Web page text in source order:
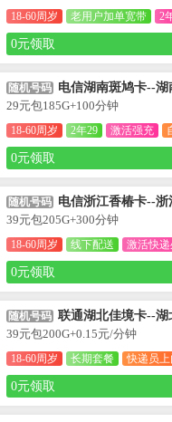
18-60周岁 老用户加单宽带 2
0元领取
随机号码 电信湖南斑鸠卡--湖
29元包185G+100分钟
18-60周岁 2年29 激活强充
0元领取
随机号码 电信浙江香椿卡--浙
39元包205G+300分钟
18-60周岁 线下配送 激活快
0元领取
随机号码 联通湖北佳境卡--湖
39元包200G+0.15元/分钟
18-60周岁 长期套餐 快递员
0元领取